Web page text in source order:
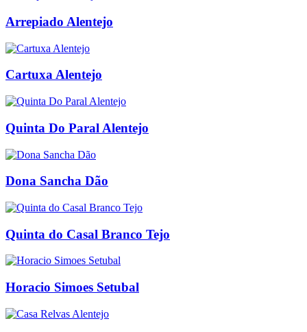
Arrepiado Alentejo
Cartuxa Alentejo
Quinta Do Paral Alentejo
Dona Sancha Dão
Quinta do Casal Branco Tejo
Horacio Simoes Setubal